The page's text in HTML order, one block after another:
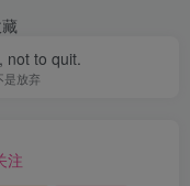
not to quit.
是放弃
注